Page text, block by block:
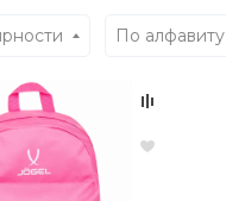
По алфавиту